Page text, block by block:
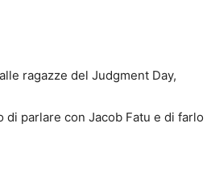
ragazze del Judgment Day,
di parlare con Jacob Fatu e di farlo